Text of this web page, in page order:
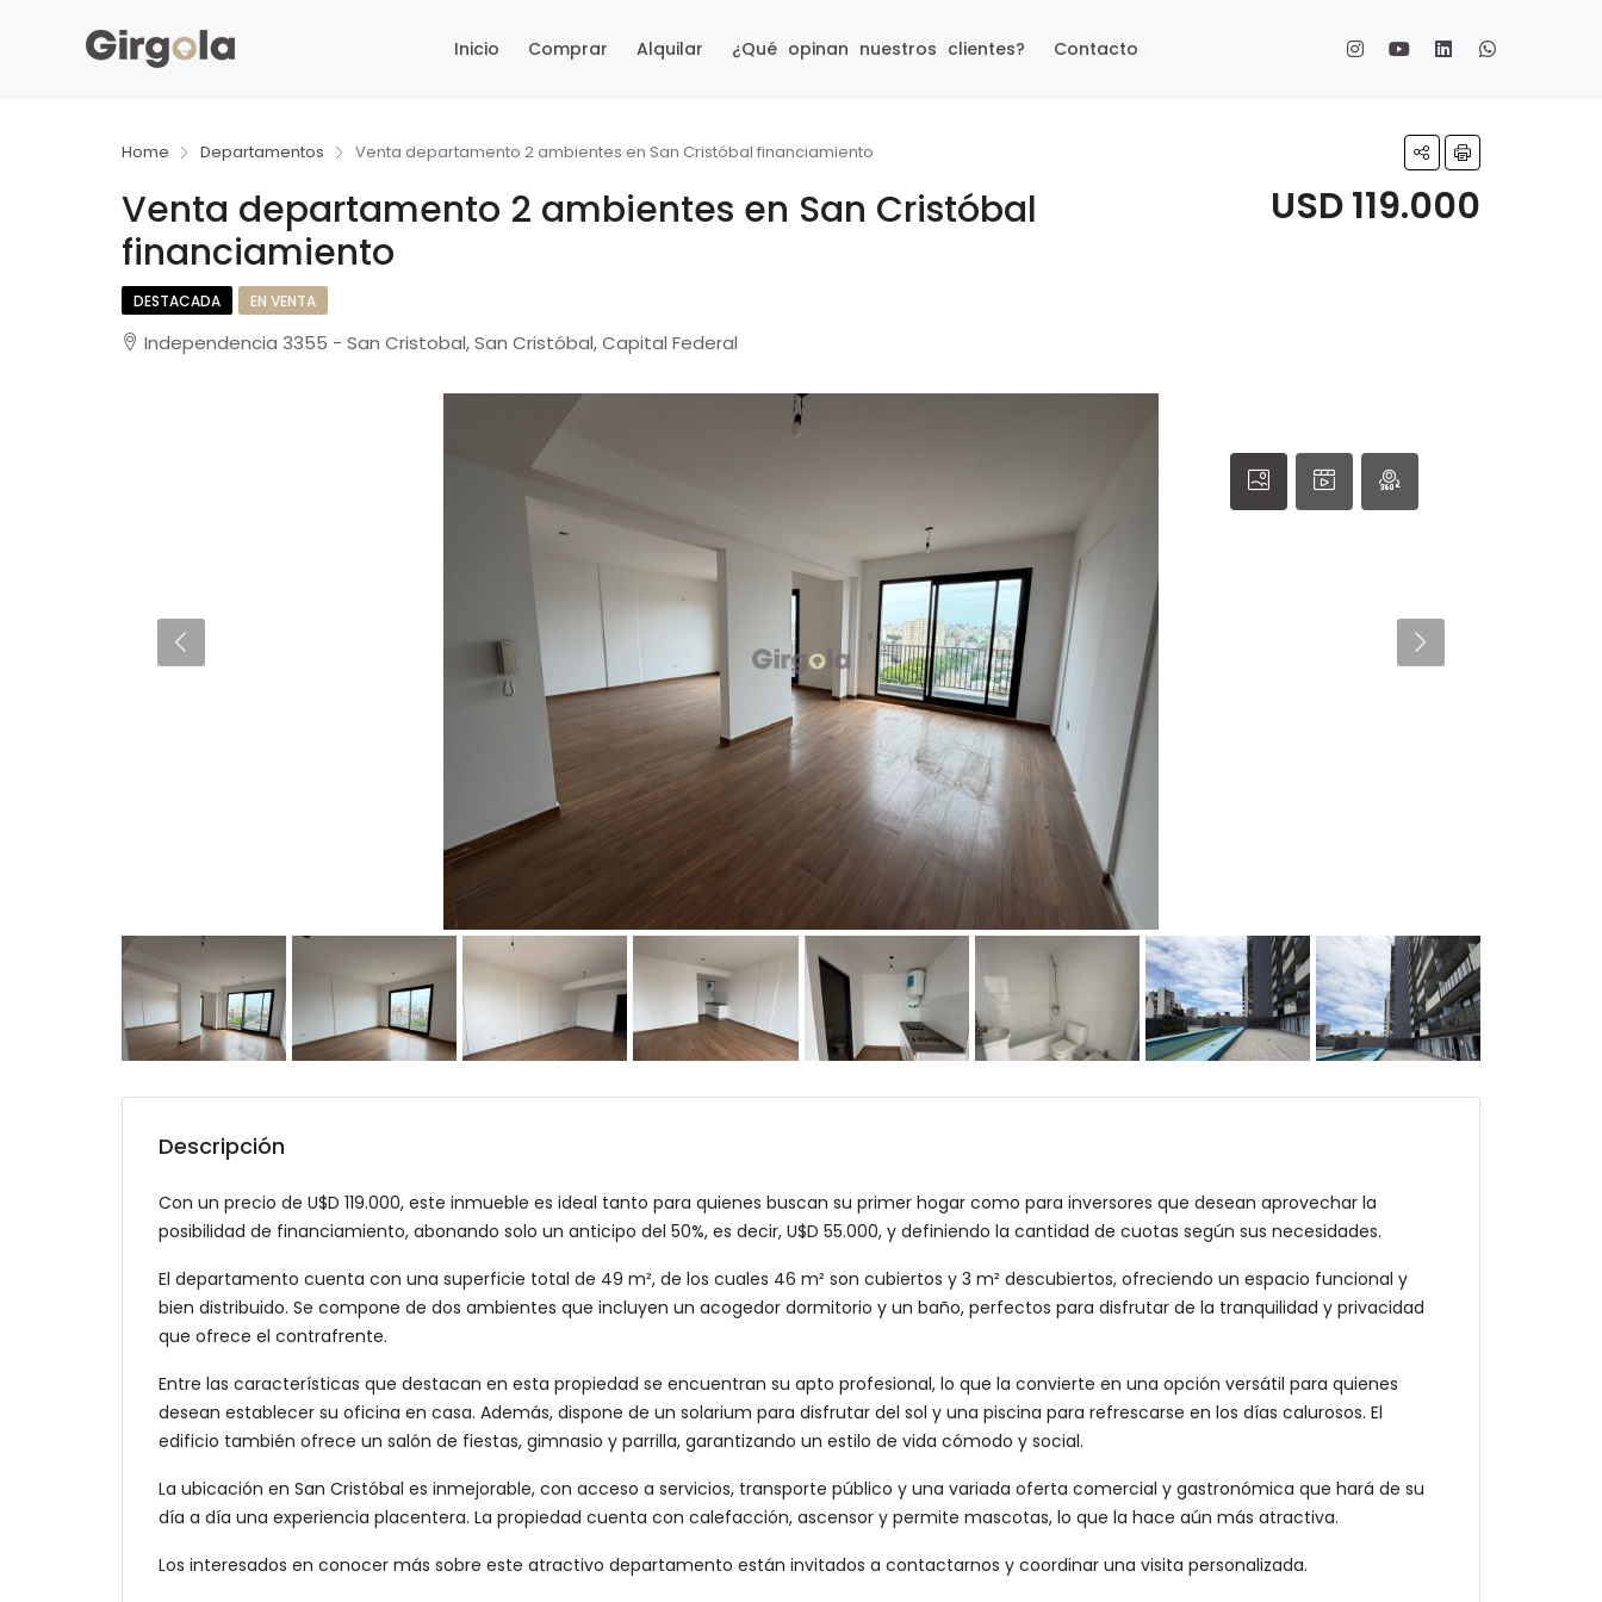
Inicio Comprar Alquilar ¿Qué opinan nuestros clientes? Contacto
Home Departamentos Venta departamento 2 ambientes en San Cristóbal financiamiento
Venta departamento 2 ambientes en San Cristóbal
financiamiento
USD 119.000
DESTACADA EN VENTA
Independencia 3355 - San Cristobal, San Cristóbal, Capital Federal
Descripción
Con un precio de U$D 119.000, este inmueble es ideal tanto para quienes buscan su primer hogar como para inversores que desean aprovechar la
posibilidad de financiamiento, abonando solo un anticipo del 50%, es decir, U$D 55.000, y definiendo la cantidad de cuotas según sus necesidades.
El departamento cuenta con una superficie total de 49 m², de los cuales 46 m² son cubiertos y 3 m² descubiertos, ofreciendo un espacio funcional y
bien distribuido. Se compone de dos ambientes que incluyen un acogedor dormitorio y un baño, perfectos para disfrutar de la tranquilidad y privacidad
que ofrece el contrafrente.
Entre las características que destacan en esta propiedad se encuentran su apto profesional, lo que la convierte en una opción versátil para quienes
desean establecer su oficina en casa. Además, dispone de un solarium para disfrutar del sol y una piscina para refrescarse en los días calurosos. El
edificio también ofrece un salón de fiestas, gimnasio y parrilla, garantizando un estilo de vida cómodo y social.
La ubicación en San Cristóbal es inmejorable, con acceso a servicios, transporte público y una variada oferta comercial y gastronómica que hará de su
día a día una experiencia placentera. La propiedad cuenta con calefacción, ascensor y permite mascotas, lo que la hace aún más atractiva.
Los interesados en conocer más sobre este atractivo departamento están invitados a contactarnos y coordinar una visita personalizada.